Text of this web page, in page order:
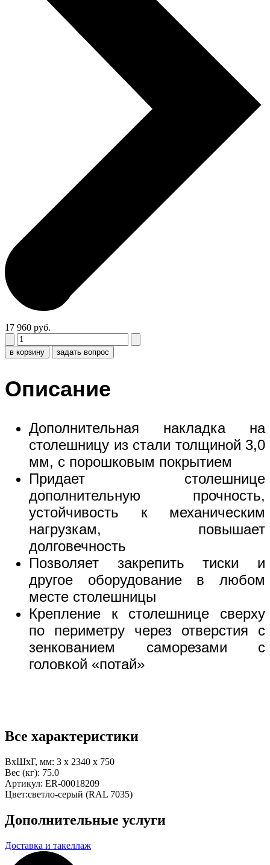
17 960 руб.
в корзину задать вопрос
Описание
Дополнительная накладка на
столешницу из стали толщиной 3,0
мм, с порошковым покрытием
Придает столешнице
дополнительную прочность,
устойчивость к механическим
нагрузкам, повышает
долговечность
Позволяет закрепить тиски и
другое оборудование в любом
месте столешницы
Крепление к столешнице сверху
по периметру через отверстия с
зенкованием саморезами с
головкой «потай»
Все характеристики
ВхШхГ, мм: 3 x 2340 x 750
Вес (кг): 75.0
Артикул: ER-00018209
Цвет:светло-серый (RAL 7035)
Дополнительные услуги
Доставка и такеллаж